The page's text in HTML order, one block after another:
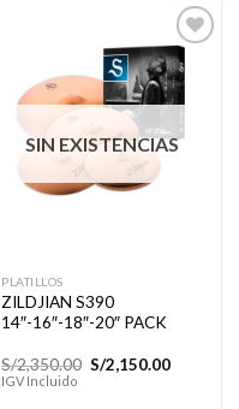
Añadir
lista de
deseos
SIN EXISTENCIAS
PLATILLOS
ZILDJIAN S390
14″-16″-18″-20″ PACK
S/2,350.00 El
precio
S/2,150.00El
IGV Incluido